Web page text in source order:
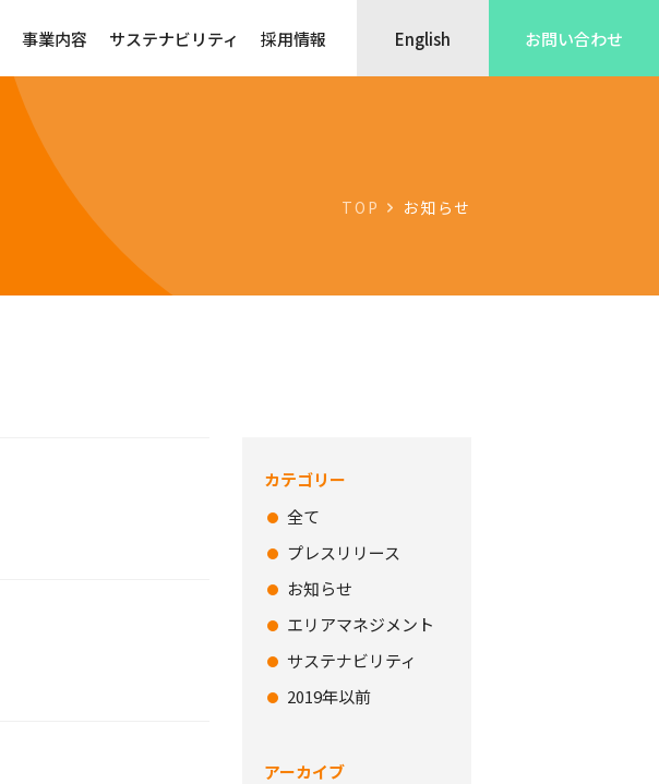
事業内容 サステナビリティ 採用情報 English お問い合わせ
TOP お知らせ
カテゴリー
全て
プレスリリース
お知らせ
エリアマネジメント
サステナビリティ
2019年以前
アーカイブ